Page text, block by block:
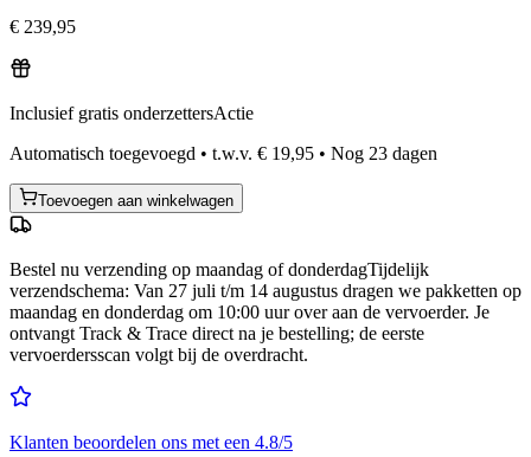
€ 239,95
Inclusief gratis onderzettersActie
Automatisch toegevoegd • t.w.v. € 19,95 • Nog 23 dagen
Toevoegen aan winkelwagen
Bestel nu verzending op maandag of donderdagTijdelijk
verzendschema: Van 27 juli t/m 14 augustus dragen we pakketten op
maandag en donderdag om 10:00 uur over aan de vervoerder. Je
ontvangt Track & Trace direct na je bestelling; de eerste
vervoerdersscan volgt bij de overdracht.
Klanten beoordelen ons met een 4.8/5